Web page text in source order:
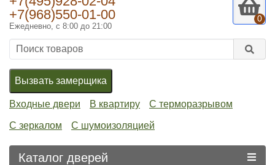
+7(968)550-01-00
Ежедневно, с 8:00 до 21:00
0
Вызвать замерщика
Входные двери В квартиру С терморазрывом
С зеркалом С шумоизоляцией
Каталог дверей